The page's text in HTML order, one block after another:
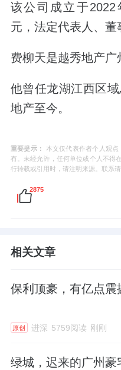
该公司成立于
元， 法定代表人、董
费柳天是越秀地产广
他曾任龙湖江西区域
地产至今。
重要提示：
本文仅代表作者个人观
有。未经允许，任何单位或个人不得
行转载或引用时，请注明来源。联系
2875
相关文章
保利顶豪，有亿点震
原创 进深 5759阅读 刚刚
绿城，迟来的广州豪